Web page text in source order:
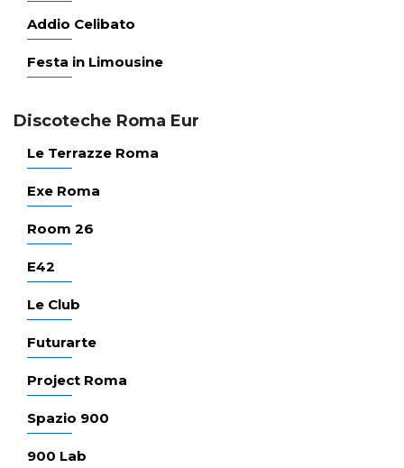
Addio Celibato
Festa in Limousine
Discoteche Roma Eur
Le Terrazze Roma
Exe Roma
Room 26
E42
Le Club
Futurarte
Project Roma
Spazio 900
900 Lab